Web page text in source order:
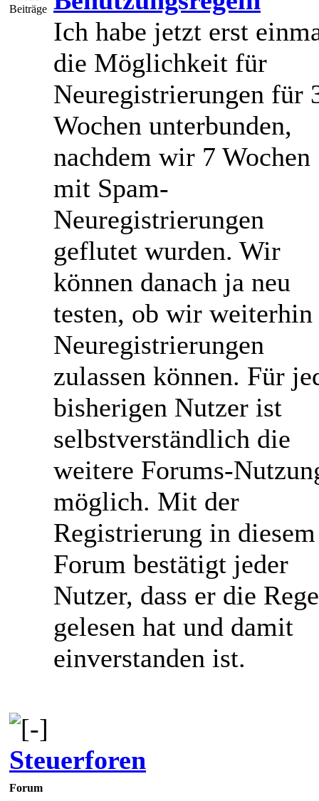
Ich habe jetzt erst
die Möglichkeit für
Neuregistrierungen für
Wochen unterbunden,
nachdem wir 7 Wochen
mit Spam-
Neuregistrierungen
geflutet wurden. Wir
können danach ja neu
testen, ob wir weiterhin
Neuregistrierungen
zulassen können. Für
bisherigen Nutzer ist
selbstverständlich die
weitere Forums-
möglich. Mit der
Registrierung in diesem
Forum bestätigt jeder
Nutzer, dass er die
gelesen hat und damit
einverstanden ist.
Steuerforen
Forum